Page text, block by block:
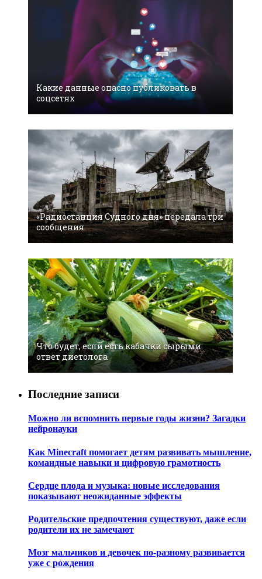
Какие данные опасно публиковать в
соцсетях
«Радиостанция Судного дня» передала три
сообщения
Что будет, если есть кабачки сырыми:
ответ диетолога
Последние записи
Можно ли вспомнить первые годы жизни? Загадки
нейронауки
Как Minecraft помогает детям развивать мышление,
командные навыки и цифровую грамотность
Сердце плода и музыка: новые исследования
показывают неожиданные эффекты
Родительские предпочтения существуют, даже если
родители их не замечают
Мозг мальчиков и девочек по-разному развивается
уже с рождения